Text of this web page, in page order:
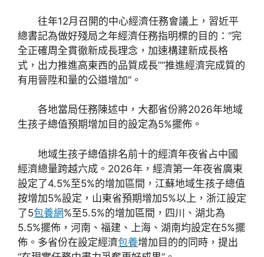
往年12月召開的中心經濟任務會議上，習近平
總書記為做好殘局之年經濟任務指明標的目的：“完
全正確周全貫徹新成長理念，加速構建新成長格
式，出力推進高東西的品質成長”“推進經濟完成質的
有用晉陞和量的公道增加”。
各地當局任務陳述中，大都省份將2026年地域
生孩子總值預期增加目的設定為5%擺佈。
地域生孩子總值排名前十的經濟年夜省占中國
經濟總量跨越六成。2026年，經濟第一年夜省廣東
設定了4.5%至5%的增加區間，江蘇地域生孩子總值
按增加5%設定，山東省預期增加5%以上，浙江設定
了5包養網%至5.5%的增加區間，四川、湖北為
5.5%擺佈，河南、福建、上海、湖南均設定在5%擺
佈。多省份在設定經濟包養增加目的的同時，提出